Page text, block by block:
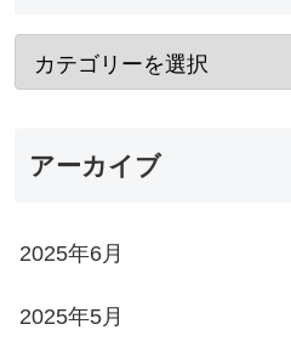
アーカイブ
2025年6月
2025年5月